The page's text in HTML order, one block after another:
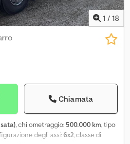
1 / 18
Chiamata
, chilometraggio: 500.000 km, tipo
degli assi:6x2, classe di